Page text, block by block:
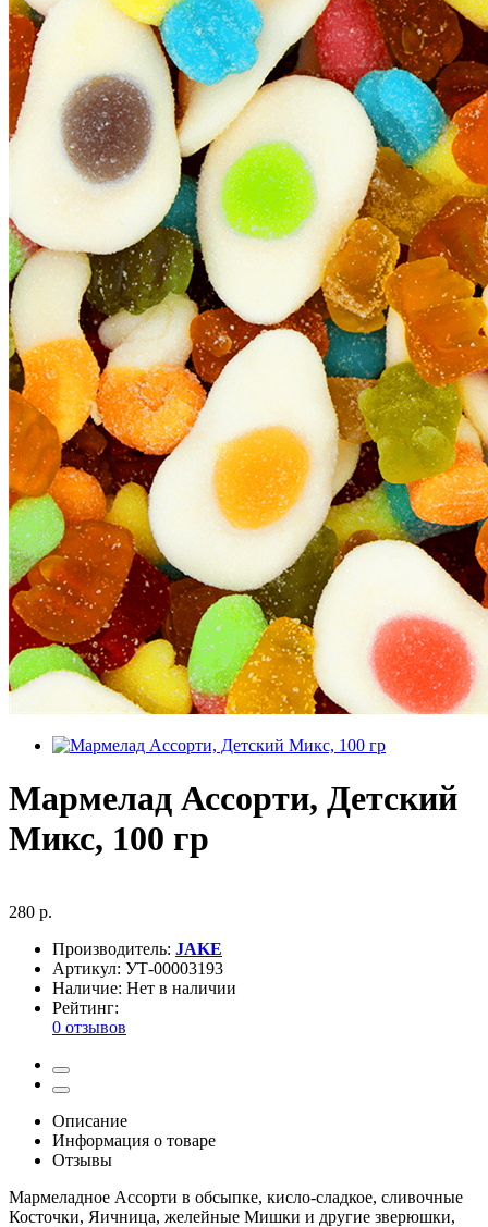
Мармелад Ассорти, Детский
Микс, 100 гр
280 р.
Производитель: JAKE
Артикул: УТ-00003193
Наличие: Нет в наличии
Рейтинг:
0 отзывов
Описание
Информация о товаре
Отзывы
Мармеладное Ассорти в обсыпке, кисло-сладкое, сливочные
Косточки, Яичница, желейные Мишки и другие зверюшки,